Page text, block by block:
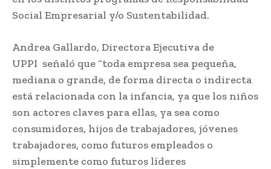
Social Empresarial y/o Sustentabilidad.
Andrea Gallardo, Directora Ejecutiva de
UPPI señaló que “toda empresa sea pequeña,
mediana o grande, de forma directa o indirecta
está relacionada con la infancia, ya que los niños
son actores claves para ellas, ya sea como
consumidores, hijos de trabajadores, jóvenes
trabajadores, como futuros empleados o
simplemente como futuros líderes